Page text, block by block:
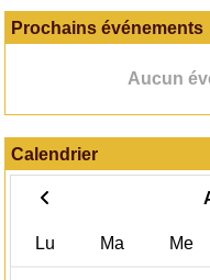
Prochains événements
Aucun
Calendrier
Lu Ma Me